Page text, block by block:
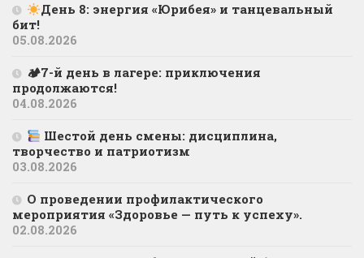
День 8: энергия «Юрибея» и танцевальный
бит!
05.08.2026
🏕7-й день в лагере: приключения
продолжаются!
04.08.2026
Шестой день смены: дисциплина,
творчество и патриотизм
03.08.2026
О проведении профилактического
мероприятия «Здоровье — путь к успеху».
02.08.2026